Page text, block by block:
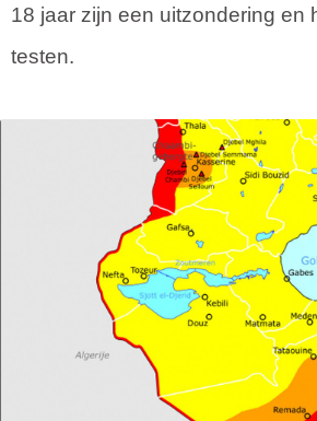
18 jaar zijn een uitzondering en
testen.